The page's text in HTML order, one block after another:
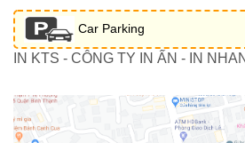
Car Parking
IN KTS - CÔNG TY IN ẤN - IN